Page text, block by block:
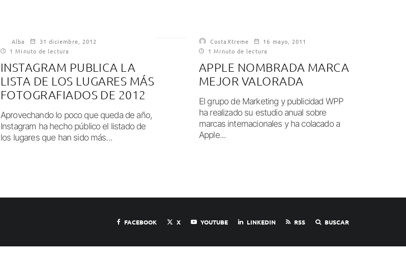
Alba
31 diciembre, 2012
1 Minuto de lectura
INSTAGRAM PUBLICA LA
LISTA DE LOS LUGARES MÁS
FOTOGRAFIADOS DE 2012
Aprovechando lo poco que queda de año,
Instagram ha hecho público el listado de
los lugares que han sido más...
CostaXtreme
16 mayo, 2011
1 Minuto de lectura
APPLE NOMBRADA MARCA
MEJOR VALORADA
El grupo de Marketing y publicidad WPP
ha realizado su estudio anual sobre
marcas internacionales y ha colacado a
Apple...
FACEBOOK X YOUTUBE LINKEDIN RSS BUSCAR